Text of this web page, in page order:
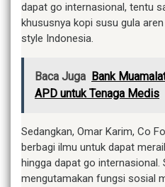
dapat go internasional, tentu
khususnya kopi susu gula
style Indonesia.
Baca Juga Bank
APD untuk Tenaga Medis
Sedangkan, Omar Karim, Co
berbagi ilmu untuk dapat
hingga dapat go internasional.
mengutamakan fungsi sosial